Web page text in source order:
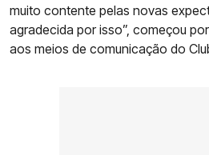
muito contente pelas novas
agradecida por isso”, começou
aos meios de comunicação do